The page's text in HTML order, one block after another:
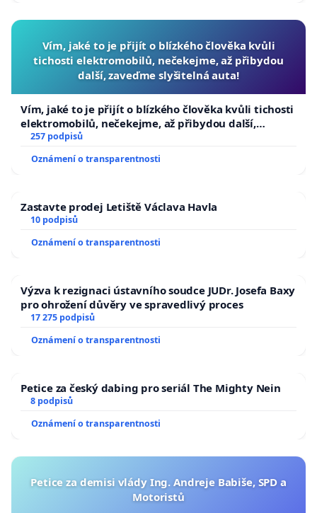
Vím, jaké to je přijít o blízkého člověka kvůli
tichosti elektromobilů, nečekejme, až přibydou
další, zaveďme slyšitelná auta!
Vím, jaké to je přijít o blízkého člověka kvůli tichosti
elektromobilů, nečekejme, až přibydou další,
zaveďme slyšitelná auta!
257 podpisů
Oznámení o transparentnosti
Zastavte prodej Letiště Václava Havla
10 podpisů
Oznámení o transparentnosti
Výzva k rezignaci ústavního soudce JUDr. Josefa Baxy
pro ohrožení důvěry ve spravedlivý proces
17 275 podpisů
Oznámení o transparentnosti
Petice za český dabing pro seriál The Mighty Nein
8 podpisů
Oznámení o transparentnosti
Petice za demisi vlády Ing. Andreje Babiše, SPD a
Motoristů